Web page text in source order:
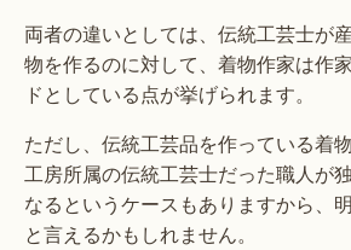
両者の違いとしては、伝統工芸士が
物を作るのに対して、着物作家は作
ドとしている点が挙げられます。
ただし、伝統工芸品を作っている着
工房所属の伝統工芸士だった職人が
なるというケースもありますから、
と言えるかもしれません。